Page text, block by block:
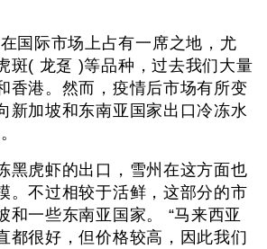
国际市场上占有一席之地，尤
斑( 龙趸 )等品种，过去我们大量
香港。然而，疫情后市场有所变
新加坡和东南亚国家出口冷冻水
黑虎虾的出口，雪州在这方面也
。不过相较于活鲜，这部分的市
和一些东南亚国家。 “马来西亚
都很好，但价格较高，因此我们